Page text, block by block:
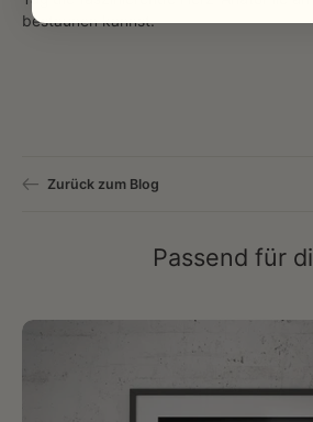
bestaunen kannst.
Zurück zum Blog
Passend für